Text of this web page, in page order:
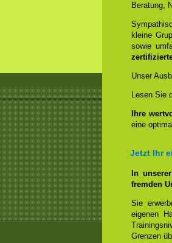
Beratung,
kleine
sowie
Unser
Lesen Sie
Ihre
eine
Jetzt Ihr
In
fremden
Sie
eigenen
Grenzen